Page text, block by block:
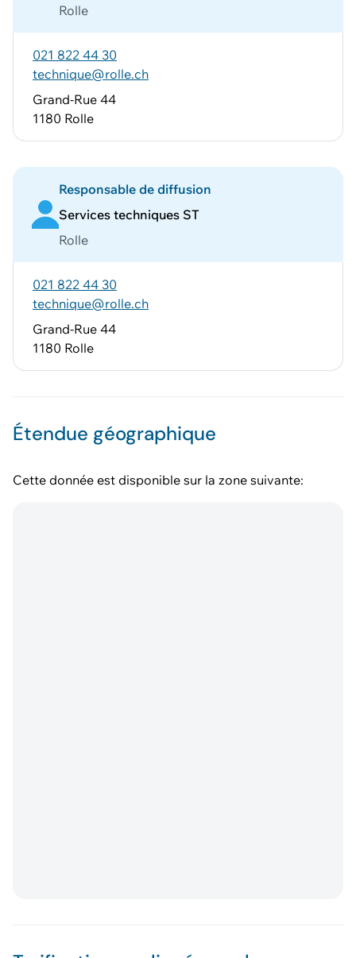
Rolle
021 822 44 30
technique@rolle.ch
Grand-Rue 44
1180 Rolle
Responsable de diffusion
Services techniques ST
Rolle
021 822 44 30
technique@rolle.ch
Grand-Rue 44
1180 Rolle
Étendue géographique
Cette donnée est disponible sur la zone suivante: